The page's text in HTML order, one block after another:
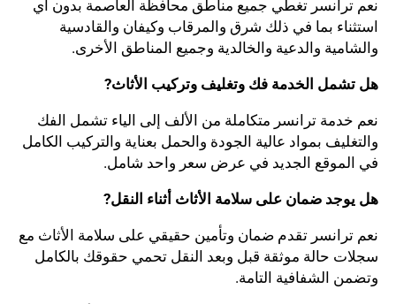
نعم ترانسر تغطي جميع مناطق محافظة العاصمة بدون أي
استثناء بما في ذلك شرق والمرقاب وكيفان والقادسية
والشامية والدعية والخالدية وجميع المناطق الأخرى.
هل تشمل الخدمة فك وتغليف وتركيب الأثاث?
نعم خدمة ترانسر متكاملة من الألف إلى الياء تشمل الفك
والتغليف بمواد عالية الجودة والحمل بعناية والتركيب الكامل
في الموقع الجديد في عرض سعر واحد شامل.
هل يوجد ضمان على سلامة الأثاث أثناء النقل?
نعم ترانسر تقدم ضمان وتأمين حقيقي على سلامة الأثاث مع
سجلات حالة موثقة قبل وبعد النقل تحمي حقوقك بالكامل
وتضمن الشفافية التامة.